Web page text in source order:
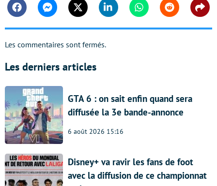
FacebookMessengerTwitter Linkedin WhatsappReddit
Les commentaires sont fermés.
Les derniers articles
GTA 6 : on sait enfin quand sera
diffusée la 3e bande-annonce
6 août 2026 15:16
Disney+ va ravir les fans de foot
avec la diffusion de ce championnat